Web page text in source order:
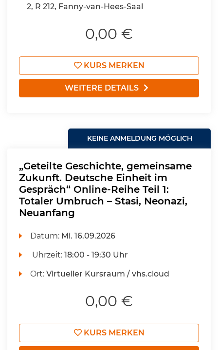
2, R 212, Fanny-van-Hees-Saal
0,00 €
KURS MERKEN
WEITERE DETAILS
KEINE ANMELDUNG MÖGLICH
„Geteilte Geschichte, gemeinsame
Zukunft. Deutsche Einheit im
Gespräch“ Online-Reihe Teil 1:
Totaler Umbruch – Stasi, Neonazi,
Neuanfang
Datum: Mi. 16.09.2026
Uhrzeit:18:00 - 19:30 Uhr
Ort:Virtueller Kursraum / vhs.cloud
0,00 €
KURS MERKEN